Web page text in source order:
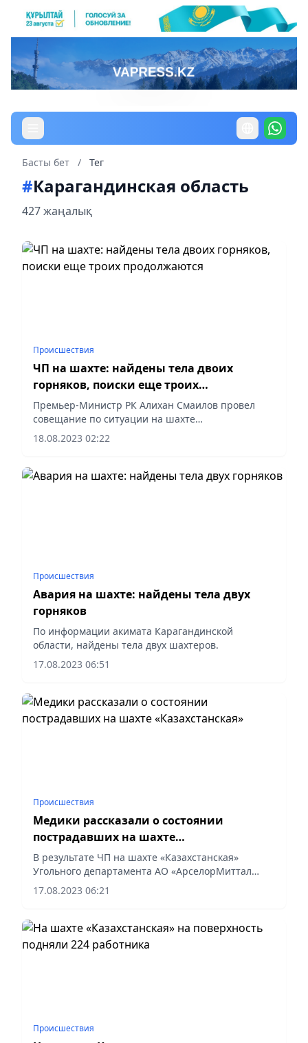
Басты бет / Тег
#Карагандинская область
427 жаңалық
Происшествия
ЧП на шахте: найдены тела двоих
горняков, поиски еще троих
продолжаются
Премьер-Министр РК Алихан Смаилов провел
совещание по ситуации на шахте
«Казахстанская» АО «АрселорМиттал Темиртау» в
Карагандинской области.
18.08.2023 02:22
Происшествия
Авария на шахте: найдены тела двух
горняков
По информации акимата Карагандинской
области, найдены тела двух шахтеров.
17.08.2023 06:51
Происшествия
Медики рассказали о состоянии
пострадавших на шахте
«Казахстанская»
В результате ЧП на шахте «Казахстанская»
Угольного департамента АО «АрселорМиттал
Темиртау» госпитализированы в больницы шесть
пострадавших. Спасатели продолжают поиски
17.08.2023 06:21
Происшествия